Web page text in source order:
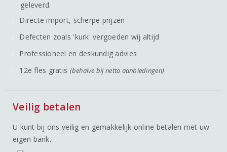
geleverd.
Directe import, scherpe prijzen
Defecten zoals 'kurk' vergoeden wij altijd
Professioneel en deskundig advies
12e fles gratis (behalve bij netto aanbiedingen)
Veilig betalen
U kunt bij ons veilig en gemakkelijk online betalen met uw
eigen bank.